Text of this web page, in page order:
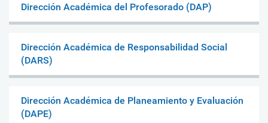
Dirección Académica del Profesorado (DAP)
Dirección Académica de Responsabilidad Social
(DARS)
Dirección Académica de Planeamiento y Evaluación
(DAPE)